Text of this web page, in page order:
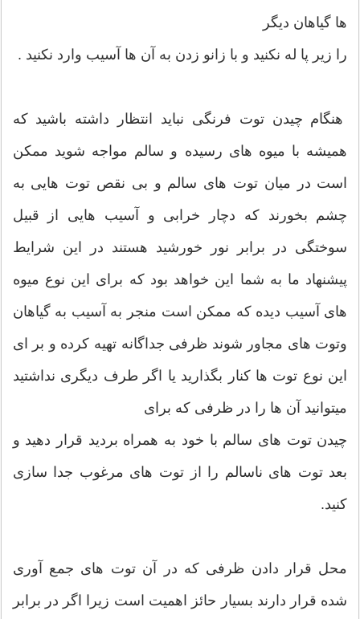
ها گیاهان دیگر
را زیر پا له نکنید و با زانو زدن به آن ها آسیب وارد نکنید .
هنگام چیدن توت فرنگی نباید انتظار داشته باشید که
همیشه با میوه های رسیده و سالم مواجه شوید ممکن
است در میان توت های سالم و بی نقص توت هایی به
چشم بخورند که دچار خرابی و آسیب هایی از قبیل
سوختگی در برابر نور خورشید هستند در این شرایط
پیشنهاد ما به شما این خواهد بود که برای این نوع میوه
های آسیب دیده که ممکن است منجر به آسیب به گیاهان
وتوت های مجاور شوند ظرفی جداگانه تهیه کرده و بر ای
این نوع توت ها کنار بگذارید یا اگر طرف دیگری نداشتید
میتوانید آن ها را در ظرفی که برای
چیدن توت های سالم با خود به همراه بردید قرار دهید و
بعد توت های ناسالم را از توت های مرغوب جدا سازی
کنید.
محل قرار دادن ظرفی که در آن توت های جمع آوری
شده قرار دارند بسیار حائز اهمیت است زیرا اگر در برابر